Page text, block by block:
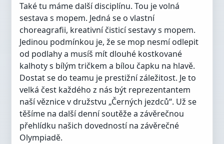
Také tu máme další disciplínu. Tou je volná
sestava s mopem. Jedná se o vlastní
choreagrafii, kreativní čisticí sestavy s mopem.
Jedinou podmínkou je, že se mop nesmí odlepit
od podlahy a musíš mít dlouhé kostkované
kalhoty s bílým tričkem a bílou čapku na hlavě.
Dostat se do teamu je prestižní záležitost. Je to
velká čest každého z nás být reprezentantem
naší věznice v družstvu „Černých jezdců“. Už se
těšíme na další denní soutěže a závěrečnou
přehlídku našich dovedností na závěrečné
Olympiadě.